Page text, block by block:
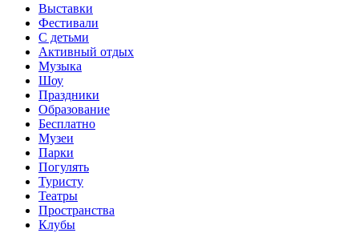
Выставки
Фестивали
С детьми
Активный отдых
Музыка
Шоу
Праздники
Образование
Бесплатно
Музеи
Парки
Погулять
Туристу
Театры
Пространства
Клубы